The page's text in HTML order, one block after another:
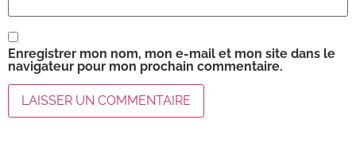
Enregistrer mon nom, mon e-mail et mon site dans le
navigateur pour mon prochain commentaire.